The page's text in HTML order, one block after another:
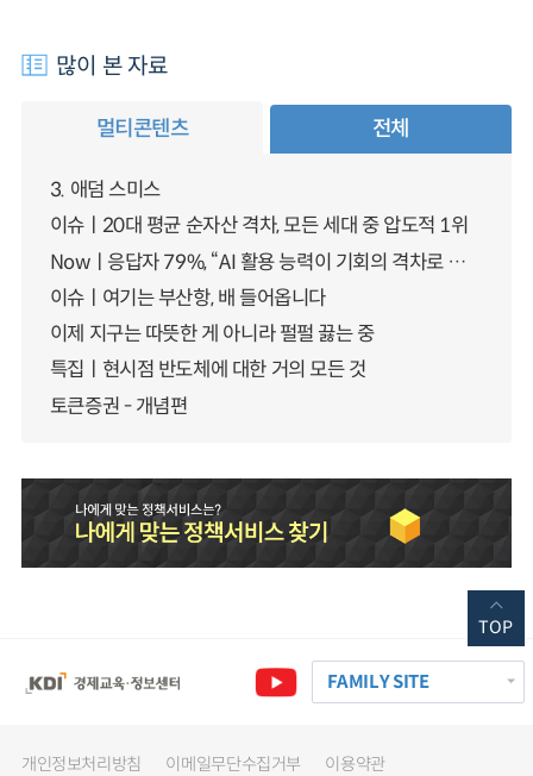
많이 본 자료
멀티콘텐츠 전체
3. 애덤 스미스
이슈ㅣ20대 평균 순자산 격차, 모든 세대 중 압도적 1위
Nowㅣ응답자 79%, “AI 활용 능력이 기회의 격차로 이어질 것”
이슈ㅣ여기는 부산항, 배 들어옵니다
이제 지구는 따뜻한 게 아니라 펄펄 끓는 중
특집ㅣ현시점 반도체에 대한 거의 모든 것
토큰증권 - 개념편
FAMILY SITE
개인정보처리방침 이메일무단수집거부 이용약관
TOP